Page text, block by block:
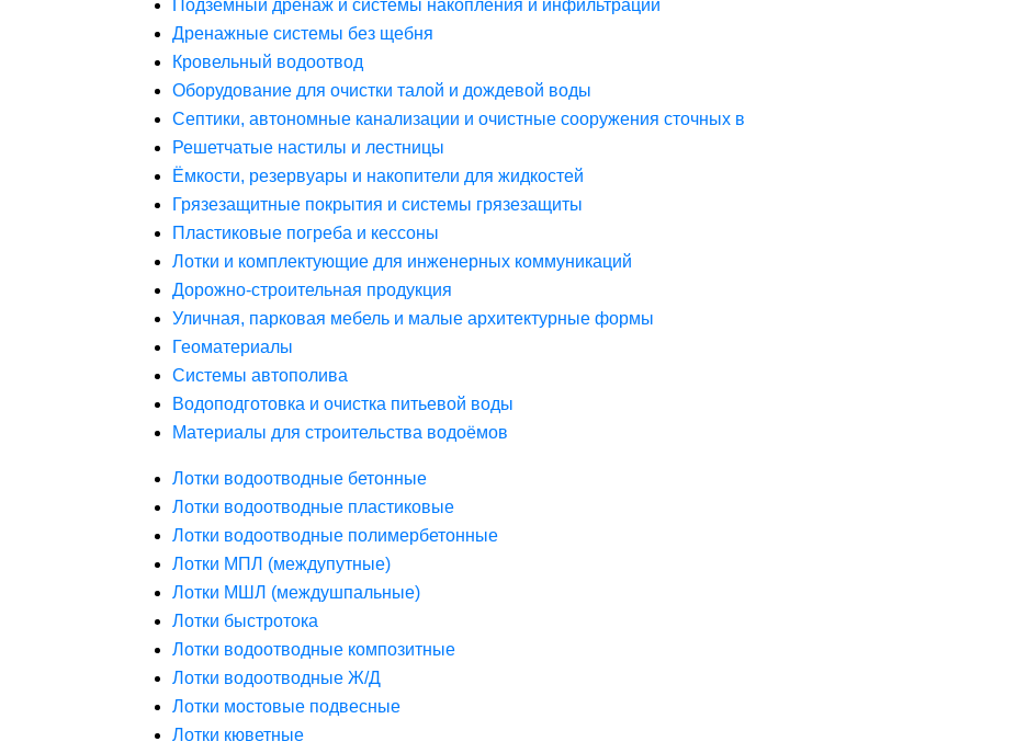
Подземный дренаж и системы накопления и инфильтрации
Дренажные системы без щебня
Кровельный водоотвод
Оборудование для очистки талой и дождевой воды
Септики, автономные канализации и очистные сооружения сточных в
Решетчатые настилы и лестницы
Ёмкости, резервуары и накопители для жидкостей
Грязезащитные покрытия и системы грязезащиты
Пластиковые погреба и кессоны
Лотки и комплектующие для инженерных коммуникаций
Дорожно-строительная продукция
Уличная, парковая мебель и малые архитектурные формы
Геоматериалы
Системы автополива
Водоподготовка и очистка питьевой воды
Материалы для строительства водоёмов
Лотки водоотводные бетонные
Лотки водоотводные пластиковые
Лотки водоотводные полимербетонные
Лотки МПЛ (междупутные)
Лотки МШЛ (междушпальные)
Лотки быстротока
Лотки водоотводные композитные
Лотки водоотводные Ж/Д
Лотки мостовые подвесные
Лотки кюветные